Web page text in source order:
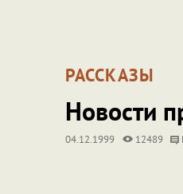
РАССКАЗЫ
Новости
04.12.1999 12489